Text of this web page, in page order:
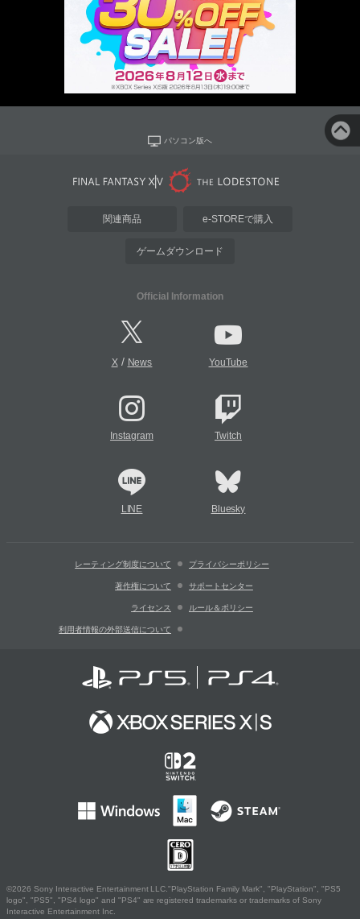
パソコン版へ
関連商品 e-STOREで購入
ゲームダウンロード
Official Information
X/ News YouTube
Instagram Twitch
LINE Bluesky
レーティング制度について プライバシーポリシー
著作権について サポートセンター
ライセンス ルール＆ポリシー
利用者情報の外部送信について
©2026 Sony Interactive Entertainment LLC."PlayStation Family Mark", "PlayStation", "PS5
logo", "PS5", "PS4 logo" and "PS4" are registered trademarks or trademarks of Sony
Interactive Entertainment Inc.